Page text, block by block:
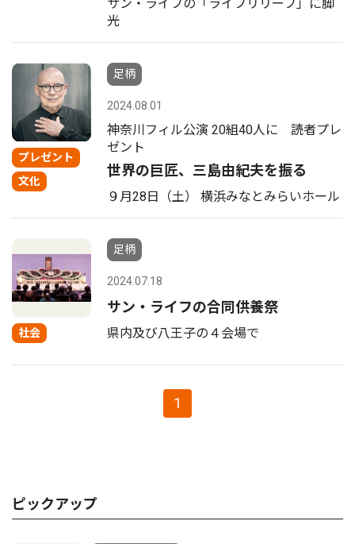
サン・ライフの「ライフリリーフ」に脚
光
プレゼント
文化
足柄
2024.08.01
神奈川フィル公演 20組40人に 読者プレ
ゼント
世界の巨匠、三島由紀夫を振る
９月28日（土） 横浜みなとみらいホール
社会
足柄
2024.07.18
サン・ライフの合同供養祭
県内及び八王子の４会場で
1
ピックアップ